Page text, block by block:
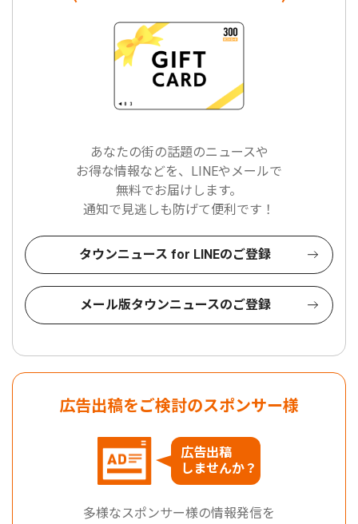
あなたの街の話題のニュースや
お得な情報などを、LINEやメールで
無料でお届けします。
通知で見逃しも防げて便利です！
タウンニュース for LINEのご登録
メール版タウンニュースのご登録
広告出稿をご検討のスポンサー様
広告出稿
しませんか？
多様なスポンサー様の情報発信を